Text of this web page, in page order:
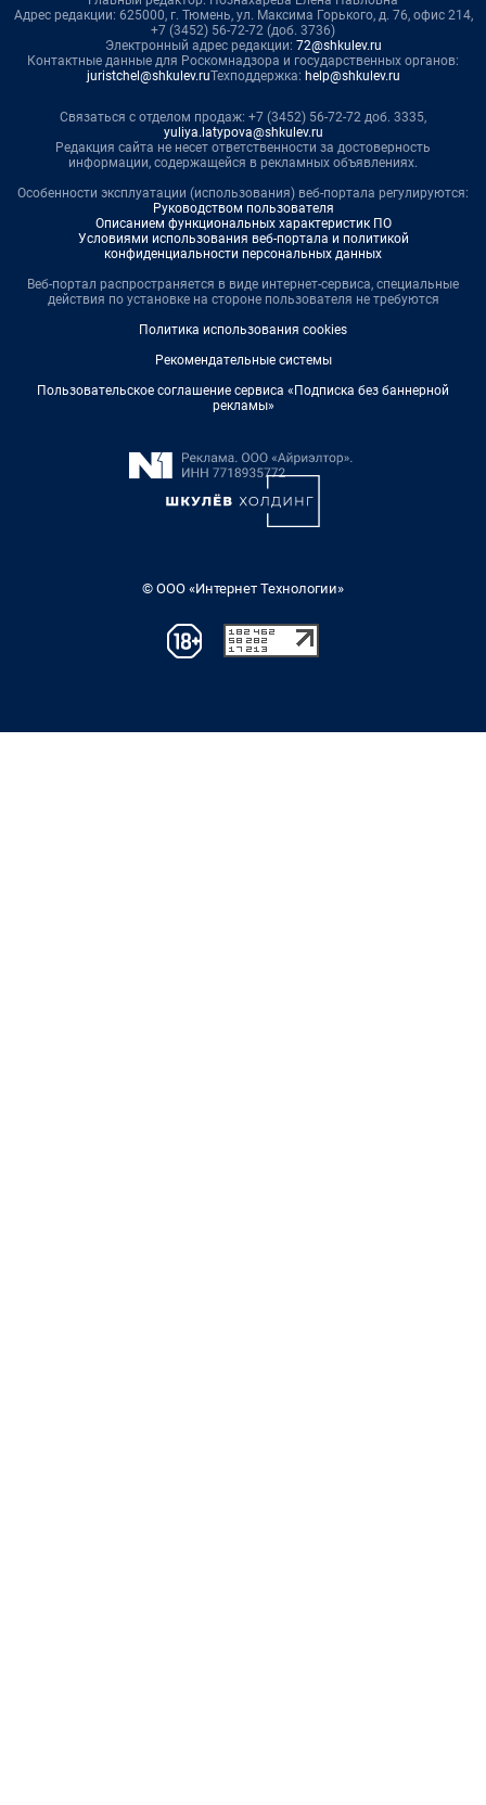
Адрес редакции: 625000, г. Тюмень, ул. Максима Горького, д. 76, офис 214,
+7 (3452) 56-72-72 (доб. 3736)
Электронный адрес редакции: 72@shkulev.ru
Контактные данные для Роскомнадзора и государственных органов:
juristchel@shkulev.ruТехподдержка: help@shkulev.ru
Связаться с отделом продаж: +7 (3452) 56-72-72 доб. 3335,
yuliya.latypova@shkulev.ru
Редакция сайта не несет ответственности за достоверность
информации, содержащейся в рекламных объявлениях.
Особенности эксплуатации (использования) веб-портала регулируются:
Руководством пользователя
Описанием функциональных характеристик ПО
Условиями использования веб-портала и политикой
конфиденциальности персональных данных
Веб-портал распространяется в виде интернет-сервиса, специальные
действия по установке на стороне пользователя не требуются
Политика использования cookies
Рекомендательные системы
Пользовательское соглашение сервиса «Подписка без баннерной
рекламы»
© ООО «Интернет Технологии»